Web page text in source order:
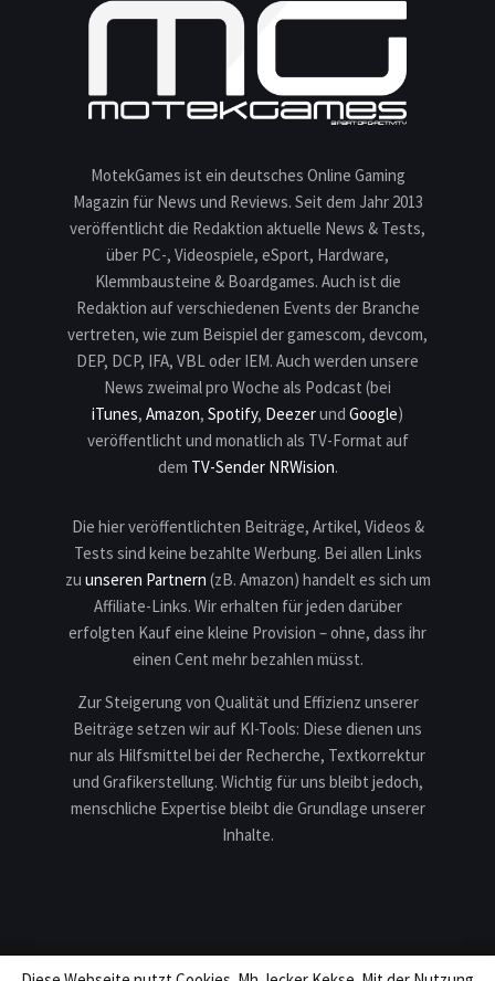
MotekGames ist ein deutsches Online Gaming
Magazin für News und Reviews. Seit dem Jahr 2013
veröffentlicht die Redaktion aktuelle News & Tests,
über PC-, Videospiele, eSport, Hardware,
Klemmbausteine & Boardgames. Auch ist die
Redaktion auf verschiedenen Events der Branche
vertreten, wie zum Beispiel der gamescom, devcom,
DEP, DCP, IFA, VBL oder IEM. Auch werden unsere
News zweimal pro Woche als Podcast (bei
iTunes, Amazon, Spotify, Deezerund Google)
veröffentlicht und monatlich als TV-Format auf
dem TV-Sender NRWision.
Die hier veröffentlichten Beiträge, Artikel, Videos &
Tests sind keine bezahlte Werbung. Bei allen Links
zu unseren Partnern (zB. Amazon) handelt es sich um
Affiliate-Links. Wir erhalten für jeden darüber
erfolgten Kauf eine kleine Provision – ohne, dass ihr
einen Cent mehr bezahlen müsst.
Zur Steigerung von Qualität und Effizienz unserer
Beiträge setzen wir auf KI-Tools: Diese dienen uns
nur als Hilfsmittel bei der Recherche, Textkorrektur
und Grafikerstellung. Wichtig für uns bleibt jedoch,
menschliche Expertise bleibt die Grundlage unserer
Inhalte.